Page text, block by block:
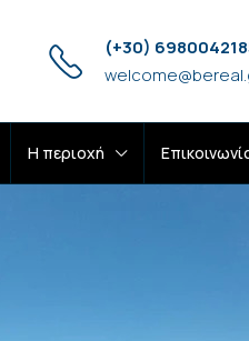
(+30)
H περιοχή